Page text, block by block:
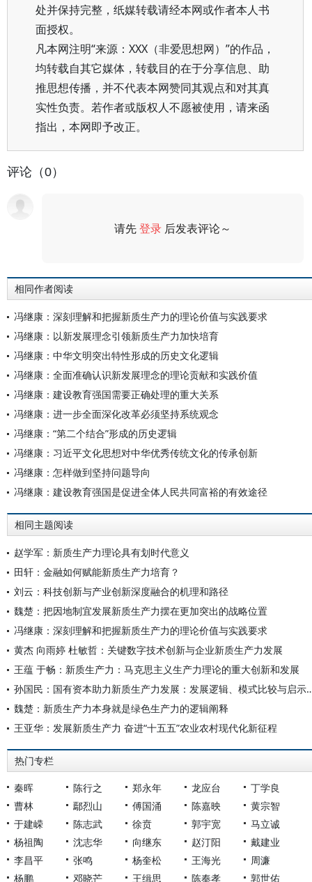
处并保持完整，纸媒转载请经本网或作者本人书
面授权。
凡本网注明“来源：XXX（非爱思想网）”的作品，
均转载自其它媒体，转载目的在于分享信息、助
推思想传播，并不代表本网赞同其观点和对其真
实性负责。若作者或版权人不愿被使用，请来函
指出，本网即予改正。
评论（0）
请先登录 后发表评论～
相同作者阅读
冯继康：深刻理解和把握新质生产力的理论价值与实践要求
冯继康：以新发展理念引领新质生产力加快培育
冯继康：中华文明突出特性形成的历史文化逻辑
冯继康：全面准确认识新发展理念的理论贡献和实践价值
冯继康：建设教育强国需要正确处理的重大关系
冯继康：进一步全面深化改革必须坚持系统观念
冯继康：“第二个结合”形成的历史逻辑
冯继康：习近平文化思想对中华优秀传统文化的传承创新
冯继康：怎样做到坚持问题导向
冯继康：建设教育强国是促进全体人民共同富裕的有效途径
相同主题阅读
赵学军：新质生产力理论具有划时代意义
田轩：金融如何赋能新质生产力培育？
刘云：科技创新与产业创新深度融合的机理和路径
魏楚：把因地制宜发展新质生产力摆在更加突出的战略位置
冯继康：深刻理解和把握新质生产力的理论价值与实践要求
黄杰 向雨婷 杜敏哲：关键数字技术创新与企业新质生产力发展
王蕴 于畅：新质生产力：马克思主义生产力理论的重大创新和发展
孙国民：国有资本助力新质生
魏楚：新质生产力本身就是绿色生产力的逻辑阐释
王亚华：发展新质生产力 奋进“十五五”农业农村现代化新征程
热门专栏
秦晖 陈行之 郑永年 龙应台
丁学良
曹林
鄢烈山 傅国涌 陈嘉映
黄宗智
于建嵘
陈志武 徐贲 郭宇宽
马立诚
杨祖陶
沈志华 向继东 赵汀阳
戴建业
李昌平
张鸣 杨奎松 王海光
周濂
杨鹏
邓晓芒 王缉思 陈奉孝 郭世佑